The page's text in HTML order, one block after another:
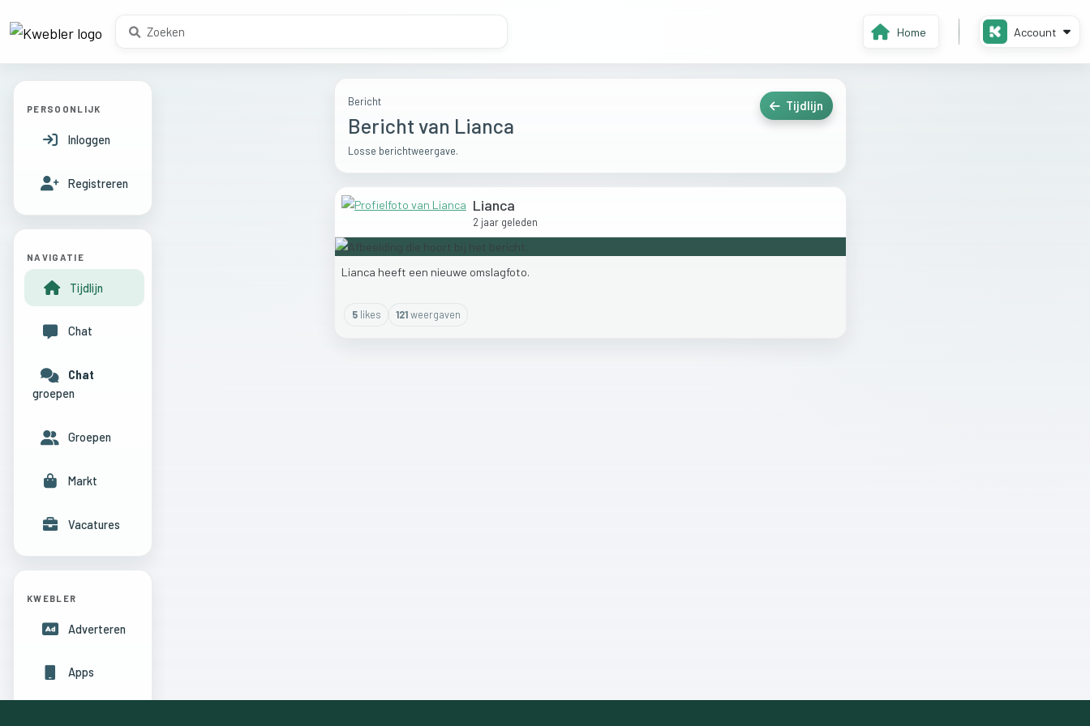
Home Account
Bericht
Bericht van Lianca
Losse berichtweergave.
Tijdlijn
Lianca
2 jaar geleden
Lianca heeft een nieuwe omslagfoto.
5likes 121weergaven
PERSOONLIJK
Inloggen
Registreren
NAVIGATIE
Tijdlijn
Chat
Chat
groepen
Groepen
Markt
Vacatures
KWEBLER
Adverteren
Apps